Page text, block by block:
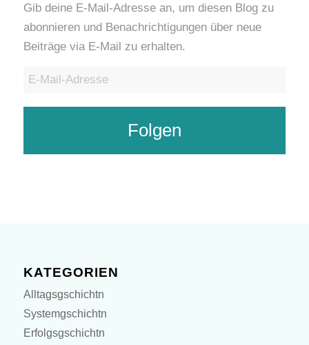
Gib deine E-Mail-Adresse an, um diesen Blog zu
abonnieren und Benachrichtigungen über neue
Beiträge via E-Mail zu erhalten.
E-
Folgen
KATEGORIEN
Alltagsgschichtn
Systemgschichtn
Erfolgsgschichtn